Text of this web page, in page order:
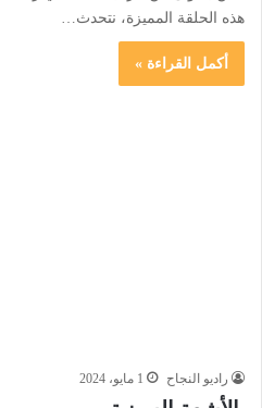
هذه الحلقة المميزة، نتحدث…
أكمل القراءة »
راديو النجاح 1 مايو، 2024